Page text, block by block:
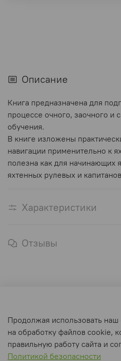
Описание
Книга предназначена для
процессе очного, заочного и
обучения.
В книге изложены
навигации применительно к
полезна как для начинающих
яхтенных рулевых и
Характеристики
Отзывы
Пользовательское
Условия обмена и возврата
Интернет-магазин создан на
Продолжая использовать наш
на обработку файлов cookie,
правильную работу сайта и
Политикой безопасности